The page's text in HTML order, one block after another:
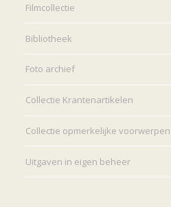
Filmcollectie
Bibliotheek
Foto archief
Collectie Krantenartikelen
Collectie opmerkelijke voorwerpen
Uitgaven in eigen beheer